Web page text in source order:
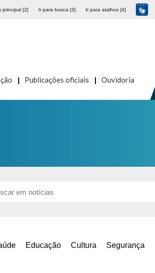
principal [2] Ir para busca [3] Ir para atalhos [4]
Publicações oficiais Ouvidoria
Educação Cultura Segurança